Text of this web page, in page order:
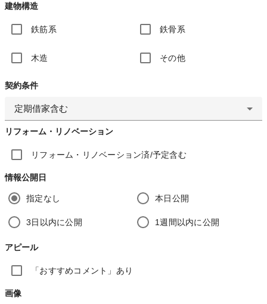
建物構造
鉄筋系 鉄骨系
木造 その他
契約条件
定期借家含む
リフォーム・リノベーション
リフォーム・リノベーション済/予定含む
情報公開日
指定なし 本日公開
3日以内に公開 1週間以内に公開
アピール
「おすすめコメント」あり
画像